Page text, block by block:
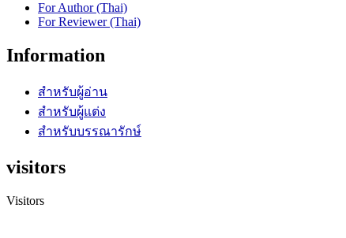
For Author (Thai)
For Reviewer (Thai)
Information
สำหรับผู้อ่าน
สำหรับผู้แต่ง
สำหรับบรรณารักษ์
visitors
Visitors